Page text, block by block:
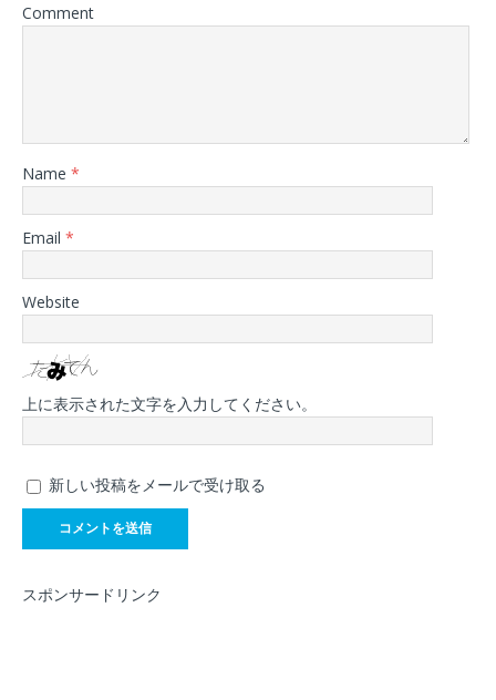
Comment
Name *
Email *
Website
上に表示された文字を入力してください。
新しい投稿をメールで受け取る
スポンサードリンク